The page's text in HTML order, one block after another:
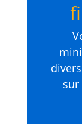
sur